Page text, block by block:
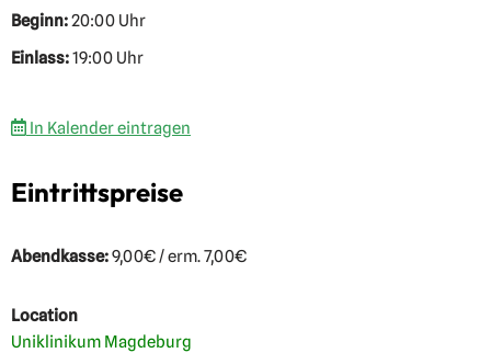
Beginn:20:00 Uhr
Einlass:19:00 Uhr
In Kalender eintragen
Eintrittspreise
Abendkasse:9,00€ / erm. 7,00€
Location
Uniklinikum Magdeburg